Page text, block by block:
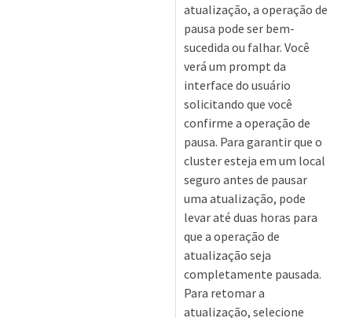
atualização, a operação de
pausa pode ser bem-
sucedida ou falhar. Você
verá um prompt da
interface do usuário
solicitando que você
confirme a operação de
pausa. Para garantir que o
cluster esteja em um local
seguro antes de pausar
uma atualização, pode
levar até duas horas para
que a operação de
atualização seja
completamente pausada.
Para retomar a
atualização, selecione